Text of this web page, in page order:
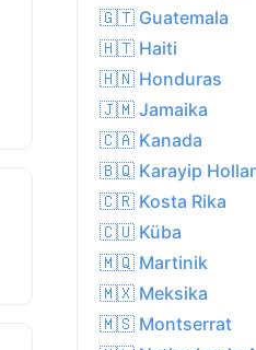
🇬🇹 Guatemala
🇭🇹 Haiti
🇭🇳 Honduras
🇯🇲 Jamaika
🇨🇦 Kanada
🇧🇶 Karayip
🇨🇷 Kosta Rika
🇨🇺 Küba
🇲🇶 Martinik
🇲🇽 Meksika
🇲🇸 Montserrat